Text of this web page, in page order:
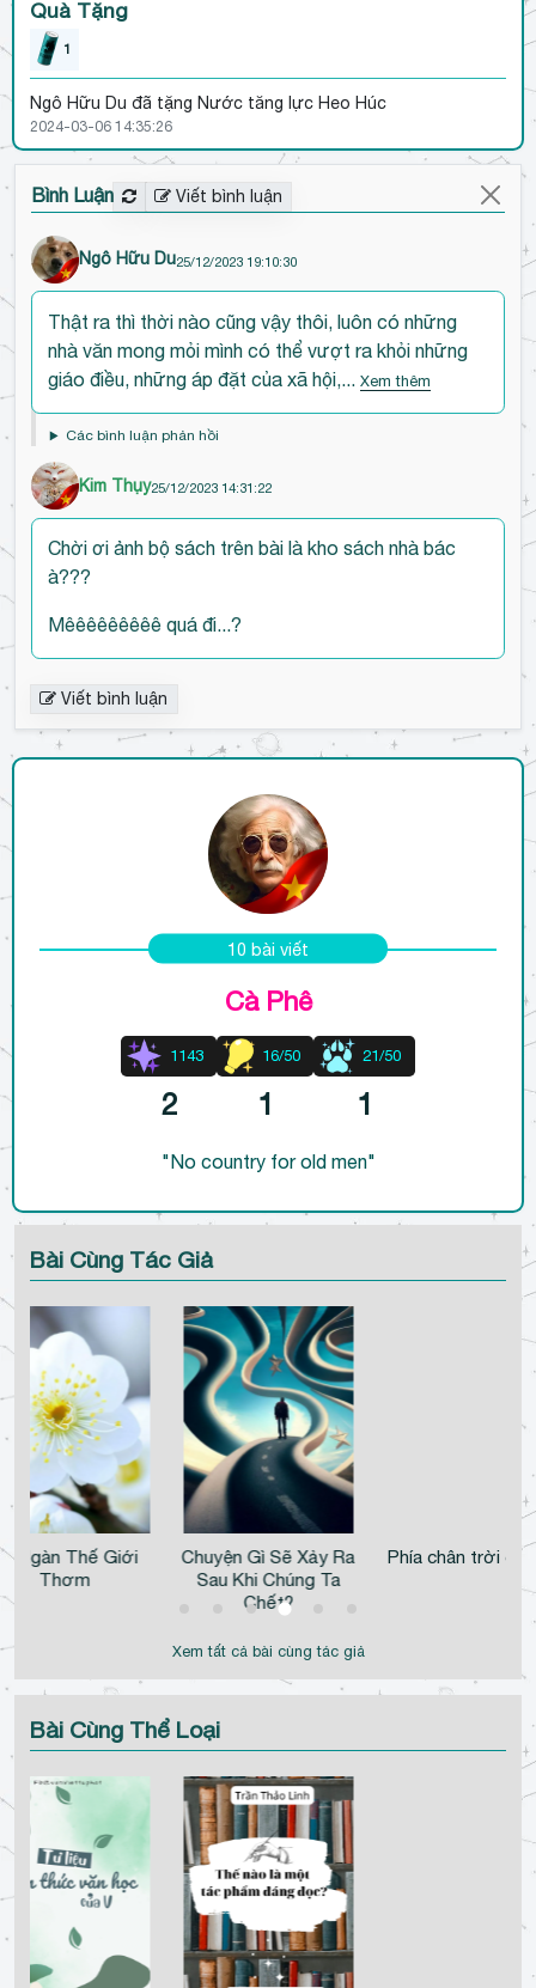
Quà Tặng
1
Ngô Hữu Du đã tặng Nước tăng lực Heo Húc
2024-03-06 14:35:26
Bình Luận Viết bình luận
u
b
ậ
Ngô Hữu Du25/12/2023 19:10:30
Thật ra thì thời nào cũng vậy thôi, luôn có những
nhà văn mong mỏi mình có thể vượt ra khỏi những
giáo điều, những áp đặt của xã hội,... Xem thêm
Các bình luận phản hồi
Kim Thụy25/12/2023 14:31:22
Chời ơi ảnh bộ sách trên bài là kho sách nhà bác
à???
Mêêêêêêêêê quá đi...?
Viết bình luận
10 bài viết
Cà Phê
1143
2
16/50
1
21/50
1
"No country for old men"
Bài Cùng Tác Giả
Ngàn Thế Giới
Thơm
Chuyện Gì Sẽ Xảy Ra
Sau Khi Chúng Ta
Chết?
Phía chân trời có
Xem tất cả bài cùng tác giả
Bài Cùng Thể Loại